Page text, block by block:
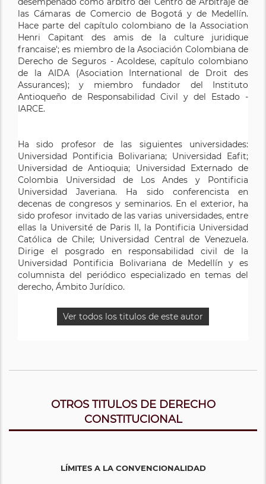
las Cámaras de Comercio de Bogotá y de Medellín.
Hace parte del capítulo colombiano de la Association
Henri Capitant des amis de la culture juridique
francaise'; es miembro de la Asociación Colombiana de
Derecho de Seguros - Acoldese, capítulo colombiano
de la AIDA (Asociation International de Droit des
Assurances); y miembro fundador del Instituto
Antioqueño de Responsabilidad Civil y del Estado -
IARCE.
Ha sido profesor de las siguientes universidades:
Universidad Pontificia Bolivariana; Universidad Eafit;
Universidad de Antioquia; Universidad Externado de
Colombia Universidad de Los Andes y Pontificia
Universidad Javeriana. Ha sido conferencista en
decenas de congresos y seminarios. En el exterior, ha
sido profesor invitado de las varias universidades, entre
ellas la Université de Paris II, la Pontificia Universidad
Católica de Chile; Universidad Central de Venezuela.
Dirige el posgrado en responsabilidad civil de la
Universidad Pontificia Bolivariana de Medellín y es
columnista del periódico especializado en temas del
derecho, Ámbito Jurídico.
Ver todos los titulos de este autor
OTROS TITULOS DE DERECHO
CONSTITUCIONAL
LÍMITES A LA CONVENCIONALIDAD